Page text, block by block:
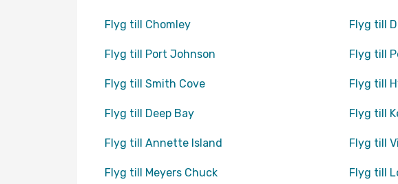
Flyg till Chomley Flyg till
Flyg till Port Johnson Flyg till
Flyg till Smith Cove Flyg till
Flyg till Deep Bay Flyg till
Flyg till Annette Island Flyg till
Flyg till Meyers Chuck Flyg till